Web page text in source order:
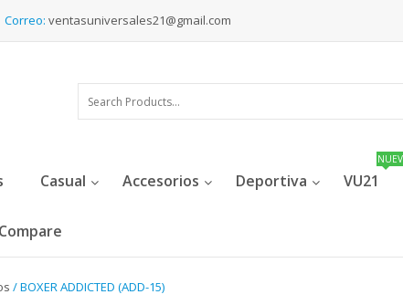
Correo: ventasuniversales21@gmail.com
Casual Accesorios Deportiva VU21
Compare
/ BOXER ADDICTED (ADD-15)